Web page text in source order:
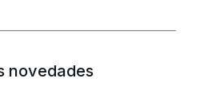
novedades